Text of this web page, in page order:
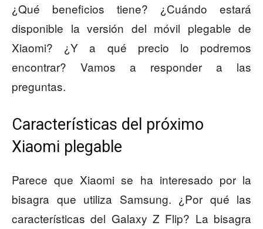
¿Qué beneficios tiene? ¿Cuándo estará
disponible la versión del móvil plegable de
Xiaomi? ¿Y a qué precio lo podremos
encontrar? Vamos a responder a las
preguntas.
Características del próximo
Xiaomi plegable
Parece que Xiaomi se ha interesado por la
bisagra que utiliza Samsung. ¿Por qué las
características del Galaxy Z Flip? La bisagra